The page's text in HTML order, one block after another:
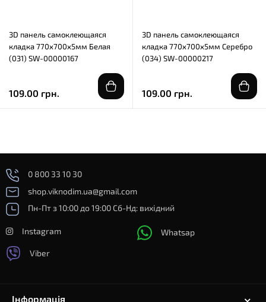
3D панель самоклеющаяся
кладка 770х700х5мм Белая
(031) SW-00000167
109.00 грн.
3D панель самоклеющаяся
кладка 770х700х5мм Серебро
(034) SW-00000217
109.00 грн.
0 800 33 10 30
shop.viknodim.ua@gmail.com
Пн-Пт з 10:00 до 19:00 Сб-Нд: вихідний
Instagram
Viber
Whatsap
Інформація